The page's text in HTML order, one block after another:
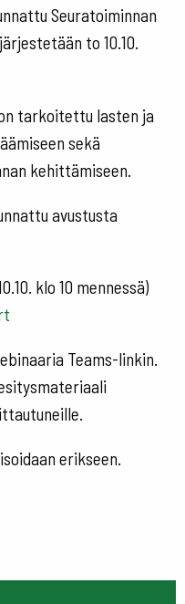
Seuratoiminnan
to 10.10.
tarkoitettu lasten ja
sekä
kehittämiseen.
avustusta
klo 10 mennessä)
Teams-linkin.
erikseen.